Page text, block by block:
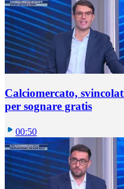
Calciomercato,
per sognare gratis
00:50